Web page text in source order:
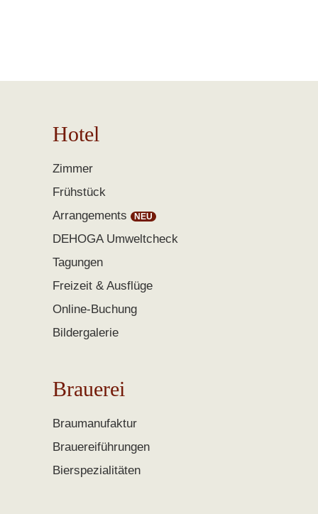
Hotel
Zimmer
Frühstück
Arrangements
DEHOGA Umweltcheck
Tagungen
Freizeit & Ausflüge
Online-Buchung
Bildergalerie
Brauerei
Braumanufaktur
Brauereiführungen
Bierspezialitäten